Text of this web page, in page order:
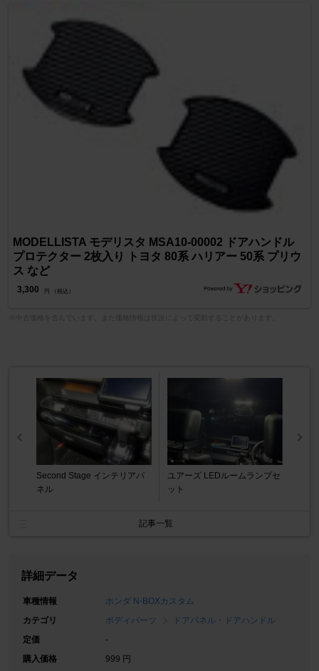
MODELLISTA モデリスタ MSA10-00002 ドアハンドル
プロテクター 2枚入り トヨタ 80系 ハリアー 50系 プリウ
ス など
3,300 円 （税込）
Second Stage インテリアパ
ネル
ユアーズ LEDルームランプセ
ット
記事一覧
詳細データ
車種情報
ホンダ N-BOXカスタム
カテゴリ
ボディパーツ
ドアパネル・ドアハンドル
定価
-
購入価格
999 円